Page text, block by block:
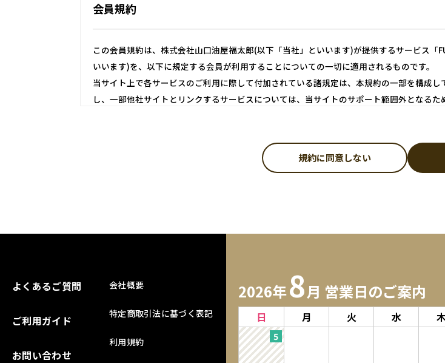
会員規約
この会員規約は、株式会社山口油屋福太郎(以下「当社」といいます)が提供するサービス
いいます)を、以下に規定する会員が利用することについての一切に適用されるものです。
当サイト上で各サービスのご利用に際して付加されている諸規定は、本規約の一部を構成
し、一部他社サイトとリンクするサービスについては、当サイトのサポート範囲外となるた
当サイトにおいてのご購入には会員登録が必要になります。
【会員のみなさまから提供された個人情報管理および利用目的】
当サイトを利用するにあたって、会員の住所、電話番号、メールアドレス、購入履歴などの大切
に従い、その個人情報を適切かつ確実に管理するものとし、法令などにより開示が求められる場
絡、メールマガジン配布、当サイトからの案内、購入商品の発送のために利用することを目的と
す。当サイトの個人情報保護方針については、「個人情報の保護」をご確認ださい。
規約に同意しない
2026年8月 営業日のご案内
日 月 火 水
よくあるご質問
ご利用ガイド
お問い合わせ
会社概要
特定商取引法に基づく表記
利用規約